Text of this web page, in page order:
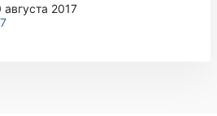
2017